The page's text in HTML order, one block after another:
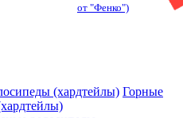
от "Фенко")
Горные